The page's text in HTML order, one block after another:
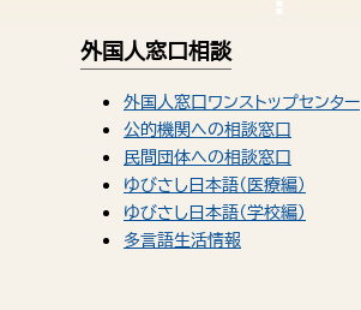
外国人窓口相談
外国人窓口ワンストップセンター
公的機関への相談窓口
民間団体への相談窓口
ゆびさし日本語（医療編）
ゆびさし日本語（学校編）
多言語生活情報